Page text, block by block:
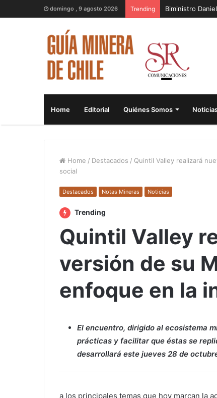
domingo , 9 agosto 2026 Trending Biministro
Home Editorial Quiénes Somos
Home / Destacados / Quintil Valley realizará
social
Destacados Notas Mineras Noticias
Trending
Quintil Valley
versión de su
enfoque en la
El encuentro, dirigido al ecosistema
prácticas y facilitar que éstas se
desarrollará este jueves 28 de
a los principales temas que hoy marcan la